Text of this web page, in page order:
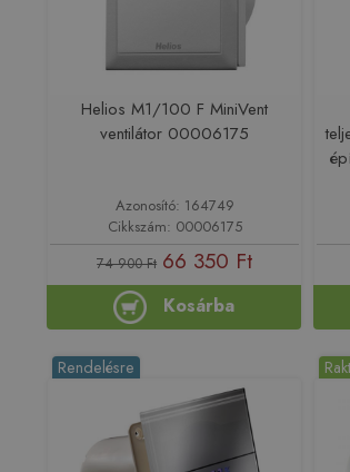
Helios M1/100 F MiniVent
ventilátor 00006175
Azonosító: 164749
Cikkszám: 00006175
74 900 Ft 66 350 Ft
Kosárba
Rendelésre